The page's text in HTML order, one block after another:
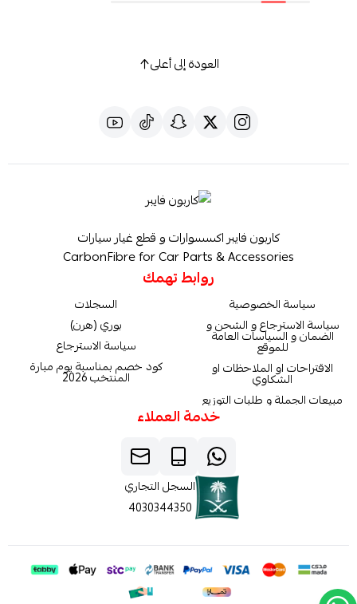
العودة إلى أعلى
كاربون فايبر اكسسوارات و قطع غيار سيارات
CarbonFibre for Car Parts & Accessories
روابط تهمك
سياسة الخصوصية
سياسة الاسترجاع و الشحن و
الضمان و السياسات العامة
للموقع
الاقتراحات او الملاحظات او
الشكاوي
مبيعات الجملة و طلبات التوزيع
السجلات
بوري (هرن)
سياسة الاسترجاع
كود خصم بمناسبة يوم مبارة
المنتخب 2026
خدمة العملاء
السجل التجاري
4030344350